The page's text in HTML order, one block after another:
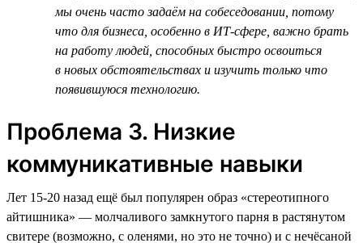
мы очень часто задаём на собеседовании, потому
что для бизнеса, особенно в ИТ-сфере, важно брать
на работу людей, способных быстро освоиться
в новых обстоятельствах и изучить только что
появившуюся технологию.
Проблема 3. Низкие
коммуникативные навыки
Лет 15‑20 назад ещё был популярен образ «стереотипного
айтишника» — молчаливого замкнутого парня в растянутом
свитере (возможно, с оленями, но это не точно) и с нечёсаной